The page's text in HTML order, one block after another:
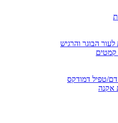
הבוגר והרגיש
קמטים
דם/טפיל דמודקס
אקנה